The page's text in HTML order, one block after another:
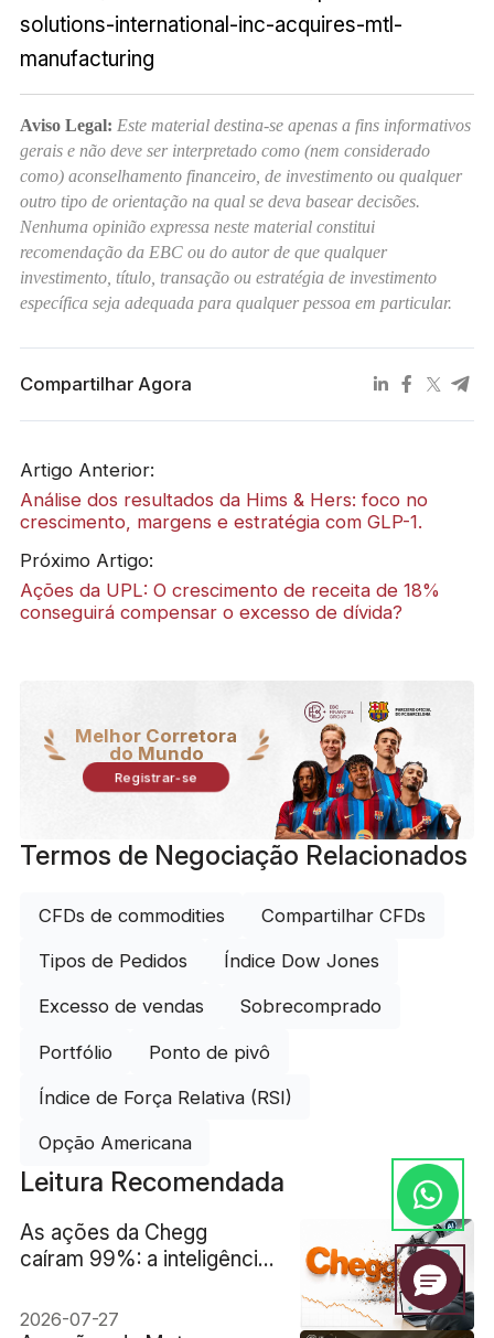
solutions-international-inc-acquires-mtl-
manufacturing
Aviso Legal: Este material destina-se apenas a fins informativos
gerais e não deve ser interpretado como (nem considerado
como) aconselhamento financeiro, de investimento ou qualquer
outro tipo de orientação na qual se deva basear decisões.
Nenhuma opinião expressa neste material constitui
recomendação da EBC ou do autor de que qualquer
investimento, título, transação ou estratégia de investimento
específica seja adequada para qualquer pessoa em particular.
Compartilhar Agora
Artigo Anterior:
Análise dos resultados da Hims & Hers: foco no
crescimento, margens e estratégia com GLP-1.
Próximo Artigo:
Ações da UPL: O crescimento de receita de 18%
conseguirá compensar o excesso de dívida?
Melhor Corretora
do Mundo
Registrar-se
Termos de Negociação Relacionados
CFDs de commodities Compartilhar CFDs
Tipos de Pedidos Índice Dow Jones
Excesso de vendas Sobrecomprado
Portfólio Ponto de pivô
Índice de Força Relativa (RSI)
Opção Americana
Leitura Recomendada
As ações da Chegg
caíram 99%: a inteligência
empresa ou apenas seu
2026-07-27